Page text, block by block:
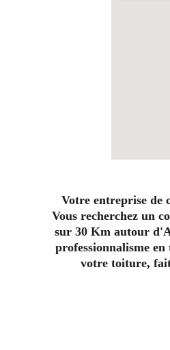
Votre entreprise de
Vous recherchez un
sur 30 Km autour
professionnalisme
votre toiture,